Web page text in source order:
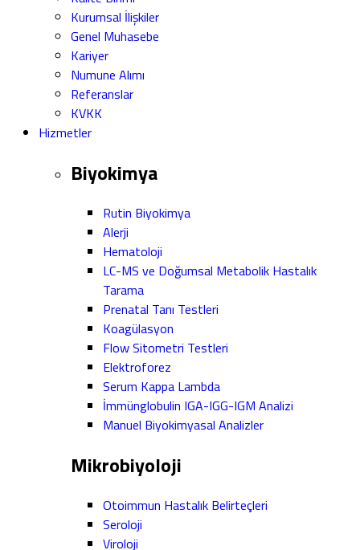
Kurumsal İlişkiler
Genel Muhasebe
Kariyer
Numune Alımı
Referanslar
KVKK
Hizmetler
Biyokimya
Rutin Biyokimya
Alerji
Hematoloji
LC-MS ve Doğumsal Metabolik Hastalık
Tarama
Prenatal Tanı Testleri
Koagülasyon
Flow Sitometri Testleri
Elektroforez
Serum Kappa Lambda
İmmünglobulin IGA-IGG-IGM Analizi
Manuel Biyokimyasal Analizler
Mikrobiyoloji
Otoimmun Hastalık Belirteçleri
Seroloji
Viroloji